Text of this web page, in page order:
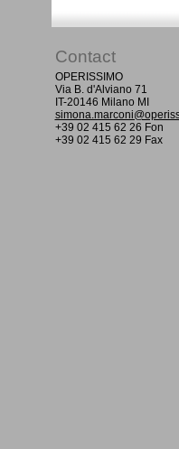
Contact
OPERISSIMO
Via B. d'Alviano 71
IT-20146 Milano MI
+39 02 415 62 26 Fon
+39 02 415 62 29 Fax